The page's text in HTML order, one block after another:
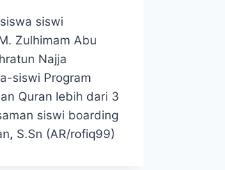
siswi
Zulhimam Abu
Najja
siswi Program
Quran lebih dari 3
siswi boarding
S.Sn (AR/rofiq99)